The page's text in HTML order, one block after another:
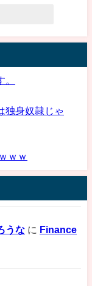
独身奴隷じゃ
ｗｗ
うな に Finance